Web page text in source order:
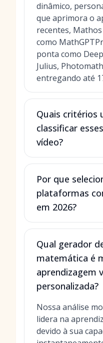
dinâmico,
que aprimora o
recentes,
como
ponta como
Julius,
entregando até
Quais critérios
classificar
vídeo?
Por que
plataformas
em 2026?
Qual gerador
matemática é
aprendizagem
personalizada?
Nossa análise
lidera na
devido à sua